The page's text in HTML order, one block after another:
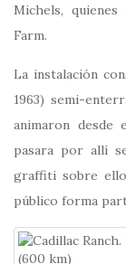
Michels,
Farm.
La instalación
1963) semi-
animaron
pasara por allí
graffiti sobre
público forma